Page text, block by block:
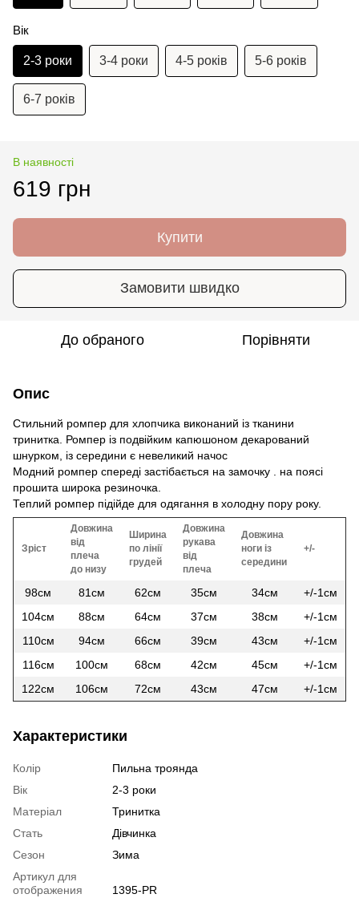
Вік
2-3 роки 3-4 роки 4-5 років 5-6 років
6-7 років
В наявності
619 грн
Купити
Замовити швидко
До обраного Порівняти
Опис
Стильний ромпер для хлопчика виконаний із тканини
тринитка. Ромпер із подвійким капюшоном декарований
шнурком, із середини є невеликий начос
Модний ромпер спереді застібається на замочку . на поясі
прошита широка резиночка.
Теплий ромпер підійде для одягання в холодну пору року.
Зріст
Довжина
від
плеча
до низу
Ширина
по лінії
грудей
Довжина
рукава
від
плеча
Довжина
ноги із
середини
+/-
98см 81см 62см 35см 34см
+/-1см
104см
88см 64см 37см 38см
+/-1см
110см
94см 66см 39см 43см
+/-1см
116см
100см 68см 42см 45см
+/-1см
122см
106см 72см 43см 47см +/-1см
Характеристики
Колір
Пильна троянда
Вік
2-3 роки
Матеріал
Тринитка
Стать
Дівчинка
Сезон
Зима
Артикул для
отображения
1395-PR